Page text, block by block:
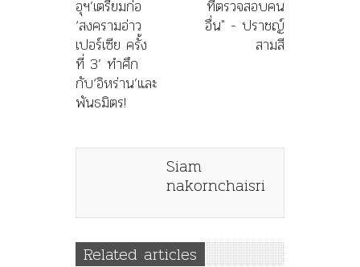
อุฯ’เตรียมก่อ
‘สงครามอ่าว
เปอร์เซีย ครั้ง
ที่ 3’ ทำศึก
กับ‘อิหร่าน’และ
พันธมิตร!
ที่ตรวจสอบคน
อื่น" - ปราชญ์
สามสี
Siam
nakornchaisri
Related articles